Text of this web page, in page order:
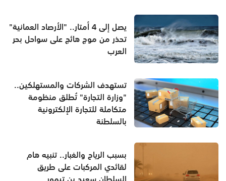
يصل إلى 4 أمتار.. "الأرصاد العمانية"
تحذر من موج هائج على سواحل بحر
العرب
تستهدف الشركات والمستهلكين..
"وزارة التجارة" تُطلق منظومة
متكاملة للتجارة الإلكترونية
بالسلطنة
بسبب الرياح والغبار.. تنبيه هام
لقائدي المركبات على طريق